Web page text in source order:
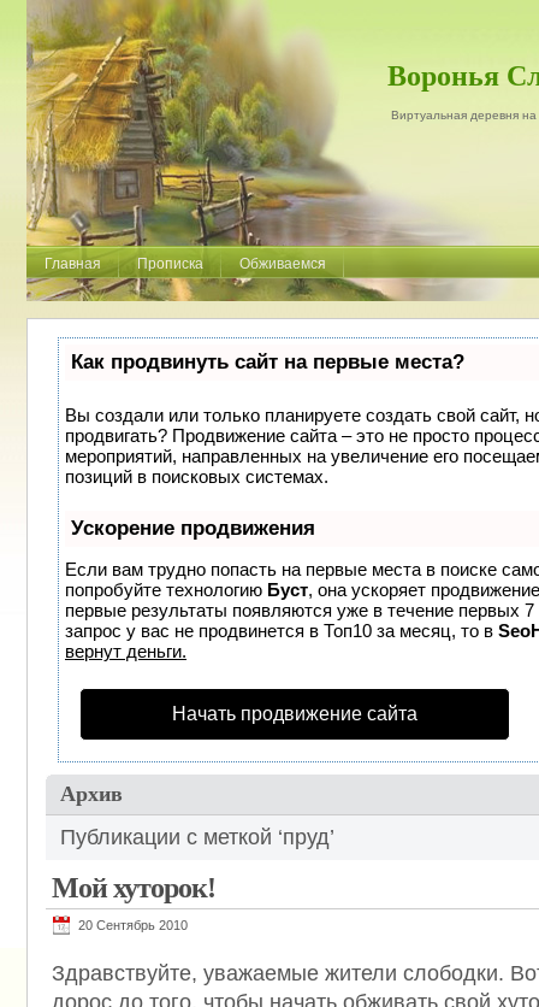
Воронья
Виртуальная деревня
Главная Прописка Обживаемся
Как продвинуть сайт на первые места?
Вы создали или только планируете создать свой сайт,
продвигать? Продвижение сайта – это не просто
мероприятий, направленных на увеличение его
позиций в поисковых системах.
Ускорение продвижения
Если вам трудно попасть на первые места в поиске
попробуйте технологию Буст, она ускоряет
первые результаты появляются уже в течение первых
запрос у вас не продвинется в Топ10 за месяц, то в
вернут деньги.
Начать продвижение сайта
Архив
Публикации с меткой ‘пруд’
Мой хуторок!
20 Сентябрь 2010
Здравствуйте, уважаемые жители слободки.
дорос до того, чтобы начать обживать свой